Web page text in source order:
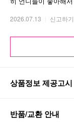
2026.07.13 신고하기
상품정보 제공고시
반품/교환 안내